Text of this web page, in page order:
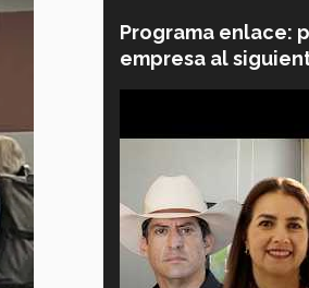
Programa enlace:
empresa al